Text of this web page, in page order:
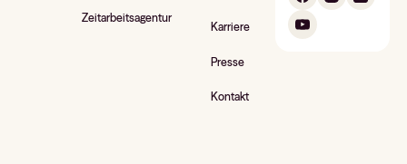
Zeitarbeitsagentur
Karriere
Presse
Kontakt